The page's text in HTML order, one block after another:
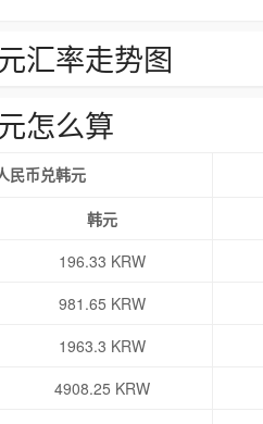
汇率走势图
怎么算
民币兑韩元
韩元
196.33 KRW
981.65 KRW
1963.3 KRW
4908.25 KRW